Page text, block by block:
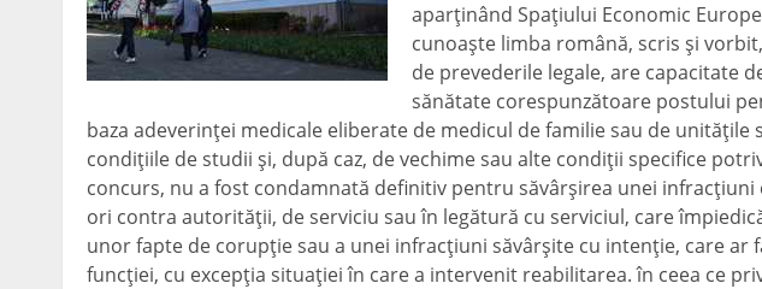
aparţinând Spaţiului Economic
cunoaşte limba română, scris şi
de prevederile legale, are capacitate
sănătate corespunzătoare postului
baza adeverinţei medicale eliberate de medicul de familie sau de
condiţiile de studii şi, după caz, de vechime sau alte condiţii specifice
concurs, nu a fost condamnată definitiv pentru săvârşirea unei
ori contra autorităţii, de serviciu sau în legătură cu serviciul, care
unor fapte de corupţie sau a unei infracţiuni săvârşite cu intenţie, care ar
funcţiei, cu excepţia situaţiei în care a intervenit reabilitarea. în ceea ce